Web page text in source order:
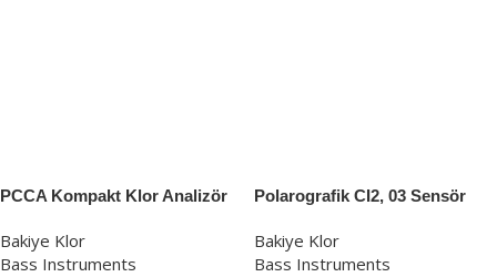
PCCA Kompakt Klor Analizör
Bakiye Klor
Bass Instruments
Polarografik CI2, 03 Sensör
Bakiye Klor
Bass Instruments